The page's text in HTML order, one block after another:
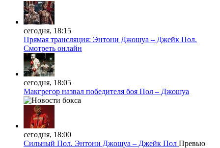
сегодня, 18:15
Прямая трансляция: Энтони Джошуа – Джейк Пол.
Смотреть онлайн
сегодня, 18:05
Макгрегор назвал победителя боя Пол – Джошуа
сегодня, 18:00
Сильный Пол. Энтони Джошуа – Джейк Пол Превью